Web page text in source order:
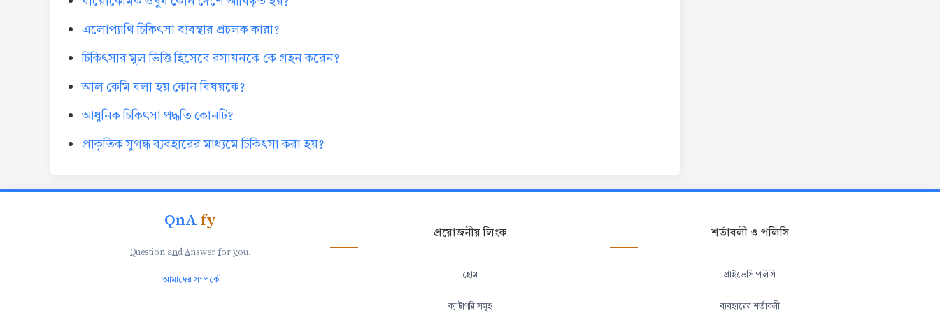
এলোপ্যাথি চিকিৎসা ব্যবস্থার প্রচলক কারা?
চিকিৎসার মূল ভিত্তি হিসেবে রসায়নকে কে গ্রহন করেন?
আল কেমি বলা হয় কোন বিষয়কে?
আধুনিক চিকিৎসা পদ্ধতি কোনটি?
প্রাকৃতিক সুগন্ধ ব্যবহারের মাধ্যমে চিকিৎসা করা হয়?
QnAfy
Question andAnswer foryou.
আমাদের সম্পর্কে
প্রয়োজনীয় লিংক
হোম
ক্যাটাগরি সমূহ
শর্তাবলী ও পলিসি
প্রাইভেসি পলিসি
ব্যবহারের শর্তাবলী